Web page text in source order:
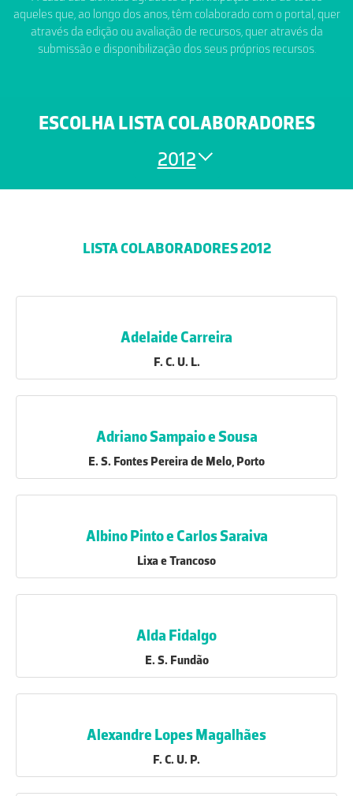
aqueles que, ao longo dos anos, têm colaborado com o portal, quer
através da edição ou avaliação de recursos, quer através da
submissão e disponibilização dos seus próprios recursos.
ESCOLHA LISTA COLABORADORES
2012
LISTA COLABORADORES 2012
Adelaide Carreira
F. C. U. L.
Adriano Sampaio e Sousa
E. S. Fontes Pereira de Melo, Porto
Albino Pinto e Carlos Saraiva
Lixa e Trancoso
Alda Fidalgo
E. S. Fundão
Alexandre Lopes Magalhães
F. C. U. P.